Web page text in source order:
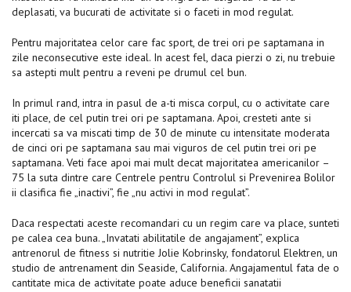
deplasati, va bucurati de activitate si o faceti in mod regulat.
Pentru majoritatea celor care fac sport, de trei ori pe saptamana in
zile neconsecutive este ideal. In acest fel, daca pierzi o zi, nu trebuie
sa astepti mult pentru a reveni pe drumul cel bun.
In primul rand, intra in pasul de a-ti misca corpul, cu o activitate care
iti place, de cel putin trei ori pe saptamana. Apoi, cresteti ante si
incercati sa va miscati timp de 30 de minute cu intensitate moderata
de cinci ori pe saptamana sau mai viguros de cel putin trei ori pe
saptamana. Veti face apoi mai mult decat majoritatea americanilor –
75 la suta dintre care Centrele pentru Controlul si Prevenirea Bolilor
ii clasifica fie „inactivi”, fie „nu activi in mod regulat”.
Daca respectati aceste recomandari cu un regim care va place, sunteti
pe calea cea buna. „Invatati abilitatile de angajament”, explica
antrenorul de fitness si nutritie Jolie Kobrinsky, fondatorul Elektren, un
studio de antrenament din Seaside, California. Angajamentul fata de o
cantitate mica de activitate poate aduce beneficii sanatatii